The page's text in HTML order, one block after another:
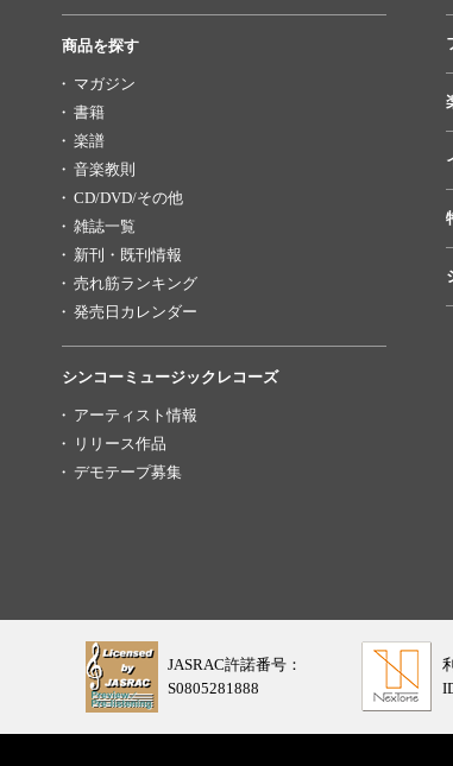
商品を探す
マガジン
書籍
楽譜
音楽教則
CD/DVD/その他
雑誌一覧
新刊・既刊情報
売れ筋ランキング
発売日カレンダー
シンコーミュージックレコーズ
アーティスト情報
リリース作品
デモテープ募集
JASRAC許諾番号：
S0805281888